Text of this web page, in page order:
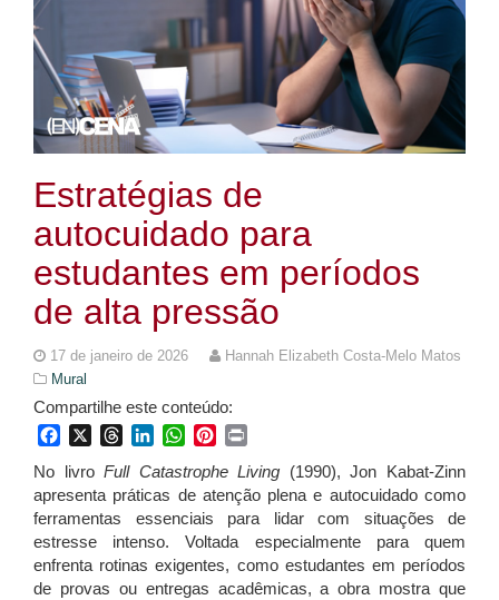
Estratégias de
autocuidado para
estudantes em períodos
de alta pressão
17 de janeiro de 2026
Hannah Elizabeth Costa-Melo Matos
Mural
Compartilhe este conteúdo:
FacebookThreadsLinkedInWhatsApp
Pinterest
No livroFull Catastrophe Living (1990), Jon Kabat-Zinn
apresenta práticas de atenção plena e autocuidado como
ferramentas essenciais para lidar com situações de
estresse intenso. Voltada especialmente para quem
enfrenta rotinas exigentes, como estudantes em períodos
de provas ou entregas acadêmicas, a obra mostra que